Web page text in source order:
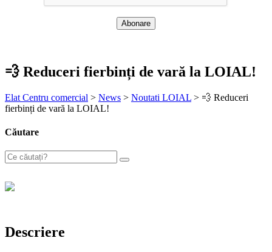
💨 Reduceri fierbinți de vară la LOIAL!
Elat Centru comercial > News > Noutati LOIAL > 💨 Reduceri
fierbinți de vară la LOIAL!
Căutare
Descriere